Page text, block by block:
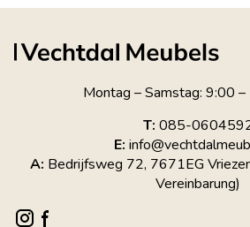
Montag – Samstag: 9:00
T: 085-
E:
A: Bedrijfsweg 72, 7671EG
Vereinbarung)